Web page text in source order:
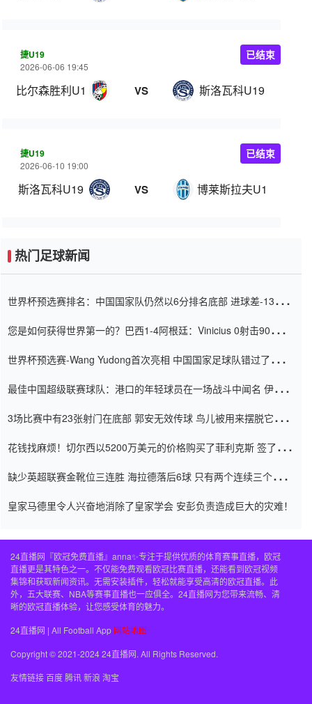
捷U19
2026-06-06 19:45
比尔森胜利U19 VS 斯洛瓦科U19
已结束
捷U19
2026-06-10 19:00
斯洛瓦科U19 VS 博莱斯拉夫U19
已结束
热门足球新闻
世界杯预选赛排名：中国国家队仍然以6分排名底部 进球差-13令人
您是如何获得世界第一的？巴西1-4阿根廷：Vinicius 0射击90分钟
世界杯预选赛-Wang Yudong首次亮相 中国国家足球队错过了世界
最佳中国超级联赛球队：港口的年轻球员在一场战斗中闻名 伊万放
3场比赛中有23张射门在底部 郭安无效传球 鸟儿被用来摆脱它
花钱找麻烦！切尔西以5200万美元的价格购买了菲利克斯 签了7年
缺少英超联赛金靴位三连胜 海拉德落后6球 只有两个连续三个连续
皇家马德里令人兴奋地消除了皇家学会 安彭负责造成巨大的灾难！
24直播网『欧冠免费直播』anna✨专注于提供优质的体育赛事直播，欧冠
直播更是其特色之一。不仅能免费观看欧冠比赛直播，还能看到欧冠视频
集锦和获取新闻资讯。无需安装插件，轻松就能享受高清的欧冠直播。此
外，五大联赛、NBA等赛事直播也一应俱全。24直播网为您带来流畅、清
晰的欧冠直播体验，让您感受体育的魅力。
24直播网 | All Football App 网站地图
Copyright © 2021-2024 24直播网. All Rights Reserved.
友情链接百度腾讯新浪 淘宝